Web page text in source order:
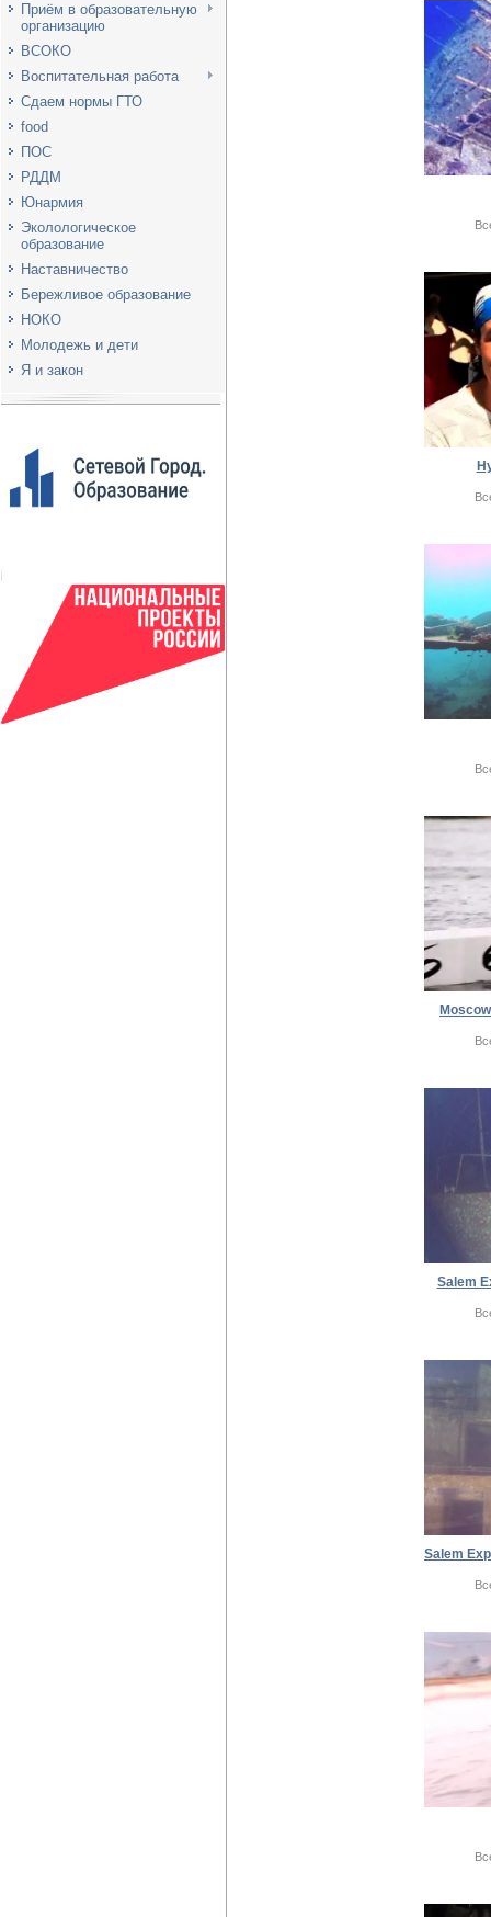
Приём в образовательную
организацию
ВСОКО
Воспитательная работа
Сдаем нормы ГТО
food
ПОС
РДДМ
Юнармия
Эколологическое
образование
Наставничество
Бережливое образование
НОКО
Молодежь и дети
Я и закон
Salem